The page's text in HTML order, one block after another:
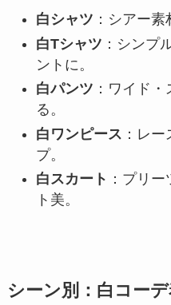
白シャツ ：シアー
白Tシャツ ：シンプ
ントに。
白パンツ ：ワイド
る。
白ワンピース ：レ
プ。
白スカート ：プリ
ト美。
シーン別：白コー